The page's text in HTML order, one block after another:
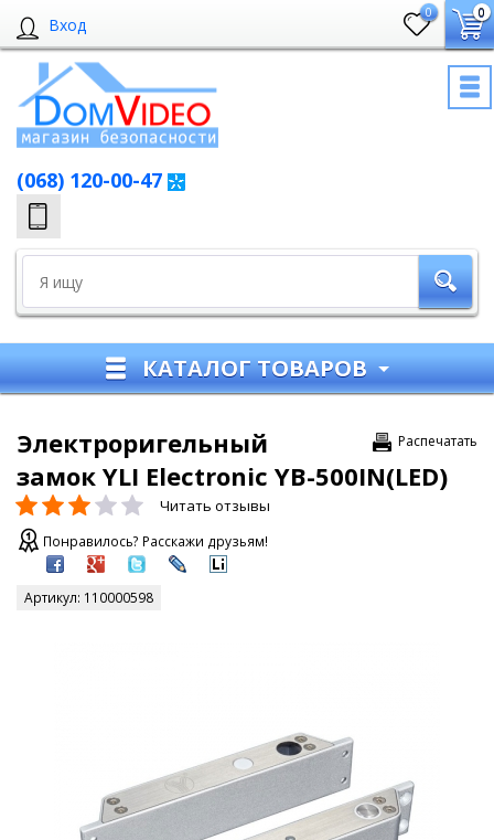
Вход
0 0
(068) 120-00-47
КАТАЛОГ ТОВАРОВ
Распечатать
Электроригельный
замок YLI Electronic YB-500IN(LED)
Читать отзывы
Понравилось? Расскажи друзьям!
Артикул: 110000598